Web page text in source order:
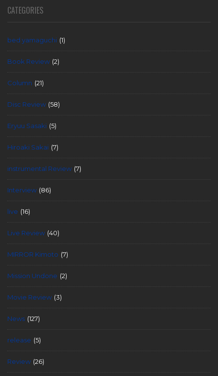
CATEGORIES
bed yamaguchi (1)
Book Review (2)
Column (21)
Disc Review (58)
Eryuu Sasaki (5)
Hiroaki Sakai (7)
instrumental Review (7)
Interview (86)
live (16)
Live Review (40)
MIRROR Kimoto (7)
Mission Undone (2)
Movie Review (3)
News (127)
release (5)
Review (26)